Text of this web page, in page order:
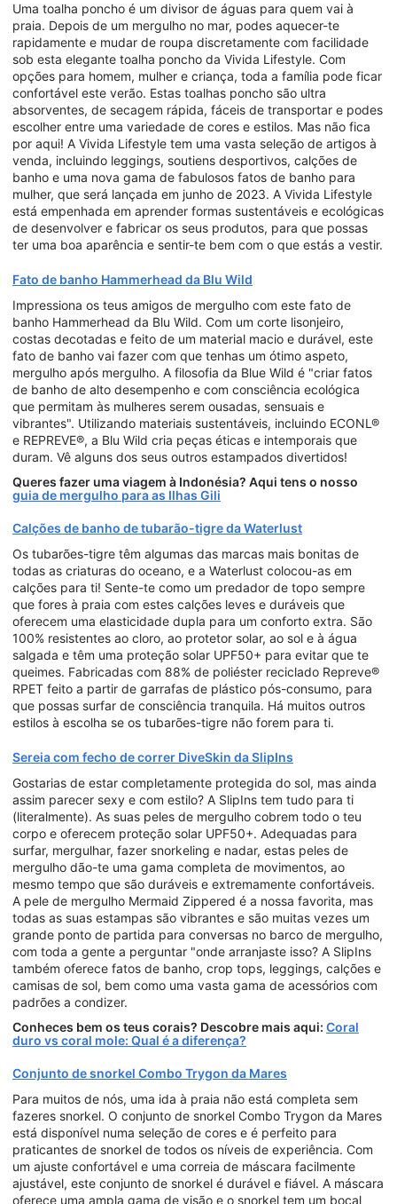
Uma toalha poncho é um divisor de águas para quem vai à
praia. Depois de um mergulho no mar, podes aquecer-te
rapidamente e mudar de roupa discretamente com facilidade
sob esta elegante toalha poncho da Vivida Lifestyle. Com
opções para homem, mulher e criança, toda a família pode ficar
confortável este verão. Estas toalhas poncho são ultra
absorventes, de secagem rápida, fáceis de transportar e podes
escolher entre uma variedade de cores e estilos. Mas não fica
por aqui! A Vivida Lifestyle tem uma vasta seleção de artigos à
venda, incluindo leggings, soutiens desportivos, calções de
banho e uma nova gama de fabulosos fatos de banho para
mulher, que será lançada em junho de 2023. A Vivida Lifestyle
está empenhada em aprender formas sustentáveis e ecológicas
de desenvolver e fabricar os seus produtos, para que possas
ter uma boa aparência e sentir-te bem com o que estás a vestir.
Fato de banho Hammerhead da Blu Wild
Impressiona os teus amigos de mergulho com este fato de
banho Hammerhead da Blu Wild. Com um corte lisonjeiro,
costas decotadas e feito de um material macio e durável, este
fato de banho vai fazer com que tenhas um ótimo aspeto,
mergulho após mergulho. A filosofia da Blue Wild é "criar fatos
de banho de alto desempenho e com consciência ecológica
que permitam às mulheres serem ousadas, sensuais e
vibrantes". Utilizando materiais sustentáveis, incluindo ECONL®
e REPREVE®, a Blu Wild cria peças éticas e intemporais que
duram. Vê alguns dos seus outros estampados divertidos!
Queres fazer uma viagem à Indonésia? Aqui tens o nosso
guia de mergulho para as Ilhas Gili
Calções de banho de tubarão-tigre da Waterlust
Os tubarões-tigre têm algumas das marcas mais bonitas de
todas as criaturas do oceano, e a Waterlust colocou-as em
calções para ti! Sente-te como um predador de topo sempre
que fores à praia com estes calções leves e duráveis que
oferecem uma elasticidade dupla para um conforto extra. São
100% resistentes ao cloro, ao protetor solar, ao sol e à água
salgada e têm uma proteção solar UPF50+ para evitar que te
queimes. Fabricadas com 88% de poliéster reciclado Repreve®
RPET feito a partir de garrafas de plástico pós-consumo, para
que possas surfar de consciência tranquila. Há muitos outros
estilos à escolha se os tubarões-tigre não forem para ti.
Sereia com fecho de correr DiveSkin da SlipIns
Gostarias de estar completamente protegida do sol, mas ainda
assim parecer sexy e com estilo? A SlipIns tem tudo para ti
(literalmente). As suas peles de mergulho cobrem todo o teu
corpo e oferecem proteção solar UPF50+. Adequadas para
surfar, mergulhar, fazer snorkeling e nadar, estas peles de
mergulho dão-te uma gama completa de movimentos, ao
mesmo tempo que são duráveis e extremamente confortáveis.
A pele de mergulho Mermaid Zippered é a nossa favorita, mas
todas as suas estampas são vibrantes e são muitas vezes um
grande ponto de partida para conversas no barco de mergulho,
com toda a gente a perguntar "onde arranjaste isso? A SlipIns
também oferece fatos de banho, crop tops, leggings, calções e
camisas de sol, bem como uma vasta gama de acessórios com
padrões a condizer.
Conheces bem os teus corais? Descobre mais aqui: Coral
duro vs coral mole: Qual é a diferença?
Conjunto de snorkel Combo Trygon da Mares
Para muitos de nós, uma ida à praia não está completa sem
fazeres snorkel. O conjunto de snorkel Combo Trygon da Mares
está disponível numa seleção de cores e é perfeito para
praticantes de snorkel de todos os níveis de experiência. Com
um ajuste confortável e uma correia de máscara facilmente
ajustável, este conjunto de snorkel é durável e fiável. A máscara
oferece uma ampla gama de visão e o snorkel tem um bocal